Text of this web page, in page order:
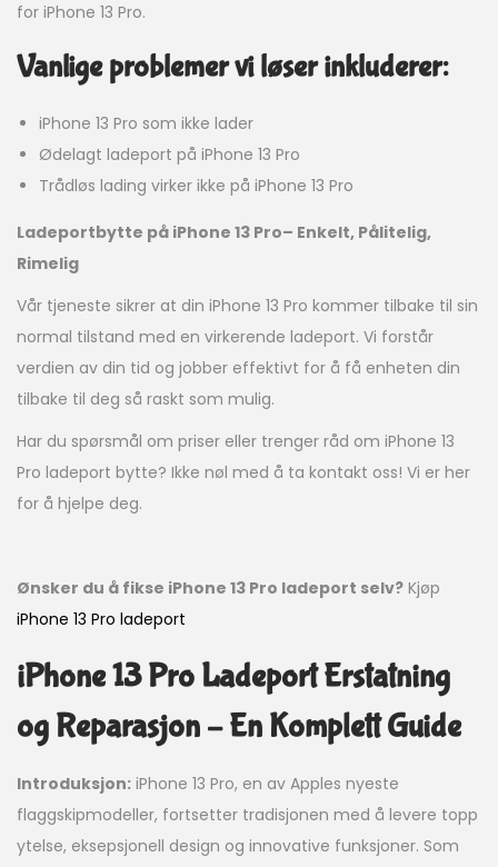
for iPhone 13 Pro.
Vanlige problemer vi løser inkluderer:
iPhone 13 Pro som ikke lader
Ødelagt ladeport på iPhone 13 Pro
Trådløs lading virker ikke på iPhone 13 Pro
Ladeportbytte på iPhone 13 Pro– Enkelt, Pålitelig,
Rimelig
Vår tjeneste sikrer at din iPhone 13 Pro kommer tilbake til sin
normal tilstand med en virkerende ladeport. Vi forstår
verdien av din tid og jobber effektivt for å få enheten din
tilbake til deg så raskt som mulig.
Har du spørsmål om priser eller trenger råd om iPhone 13
Pro ladeport bytte? Ikke nøl med å ta kontakt oss! Vi er her
for å hjelpe deg.
Ønsker du å fikse iPhone 13 Pro ladeport selv? Kjøp
iPhone 13 Pro ladeport
iPhone 13 Pro Ladeport Erstatning
og Reparasjon – En Komplett Guide
Introduksjon: iPhone 13 Pro, en av Apples nyeste
flaggskipmodeller, fortsetter tradisjonen med å levere topp
ytelse, eksepsjonell design og innovative funksjoner. Som